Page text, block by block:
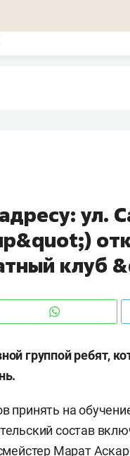
адресу:
клуб
группой ребят,
принять на
состав
Марат